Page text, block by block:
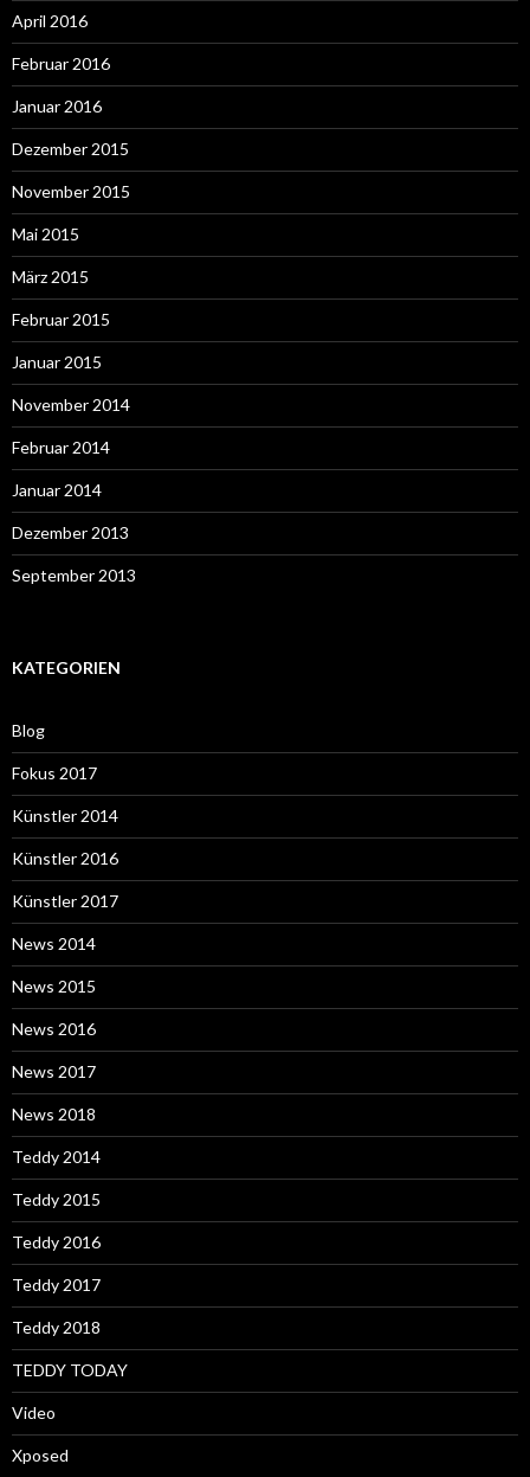
April 2016
Februar 2016
Januar 2016
Dezember 2015
November 2015
Mai 2015
März 2015
Februar 2015
Januar 2015
November 2014
Februar 2014
Januar 2014
Dezember 2013
September 2013
KATEGORIEN
Blog
Fokus 2017
Künstler 2014
Künstler 2016
Künstler 2017
News 2014
News 2015
News 2016
News 2017
News 2018
Teddy 2014
Teddy 2015
Teddy 2016
Teddy 2017
Teddy 2018
TEDDY TODAY
Video
Xposed